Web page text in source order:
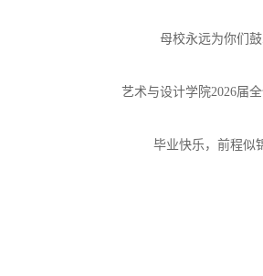
母校永远为你们
艺术与设计学院2026届
毕业快乐，前程似